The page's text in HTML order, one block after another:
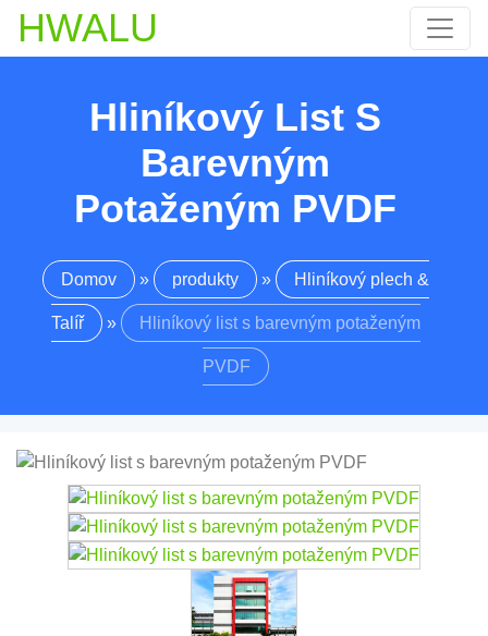
HWALU
Hliníkový List S
Barevným
Potaženým PVDF
Domov » produkty » Hliníkový plech &
Talíř » Hliníkový list s barevným potaženým
PVDF